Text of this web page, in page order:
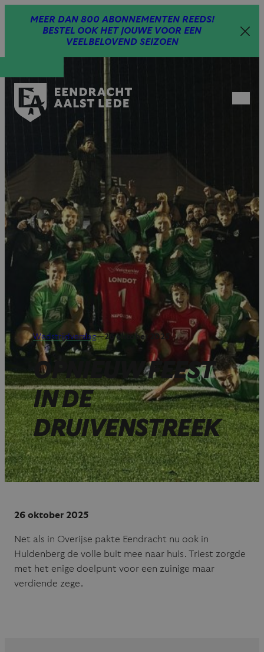
MEER DAN 800 ABONNEMENTEN REEDS!
BESTEL OOK HET JOUWE VOOR EEN
VEELBELOVEND SEIZOEN
menu
Wedstrijdverslag—26 oktober 2025
OPNIEUW FEEST
IN DE
DRUIVENSTREEK
26 oktober 2025
Net als in Overijse pakte Eendracht nu ook in
Huldenberg de volle buit mee naar huis. Triest zorgde
met het enige doelpunt voor een zuinige maar
verdiende zege.